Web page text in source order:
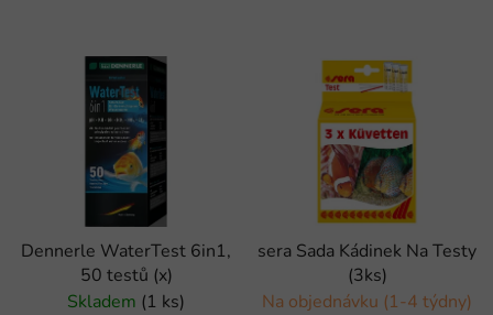
Dennerle WaterTest 6in1,
50 testů (x)
Skladem (1 ks)
sera Sada Kádinek Na Testy
(3ks)
Na objednávku (1-4 týdny)